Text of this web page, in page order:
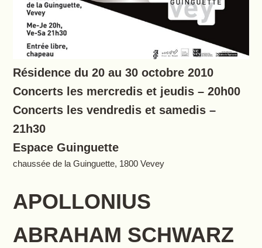
Résidence du 20 au 30 octobre 2010
Concerts les mercredis et jeudis – 20h00
Concerts les vendredis et samedis –
21h30
Espace Guinguette
chaussée de la Guinguette, 1800 Vevey
APOLLONIUS
ABRAHAM SCHWARZ